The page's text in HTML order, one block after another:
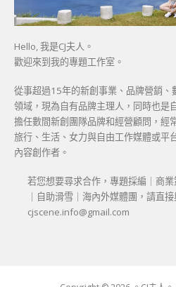
Hello, 我是CJ夫人。
歡迎來到我的專題工作室。
從事超過15年的新創事業、品牌營銷
領域，現為自有品牌主理人，同時也是
擔任數間新創團隊品牌和經營顧問，經
旅行、生活、女力與自由工作媒體或平
內容創作者。
若您想要尋求合作，專題採編｜商
｜自助滑雪｜海內外媒體團，請直接
cjscene.info@gmail.com